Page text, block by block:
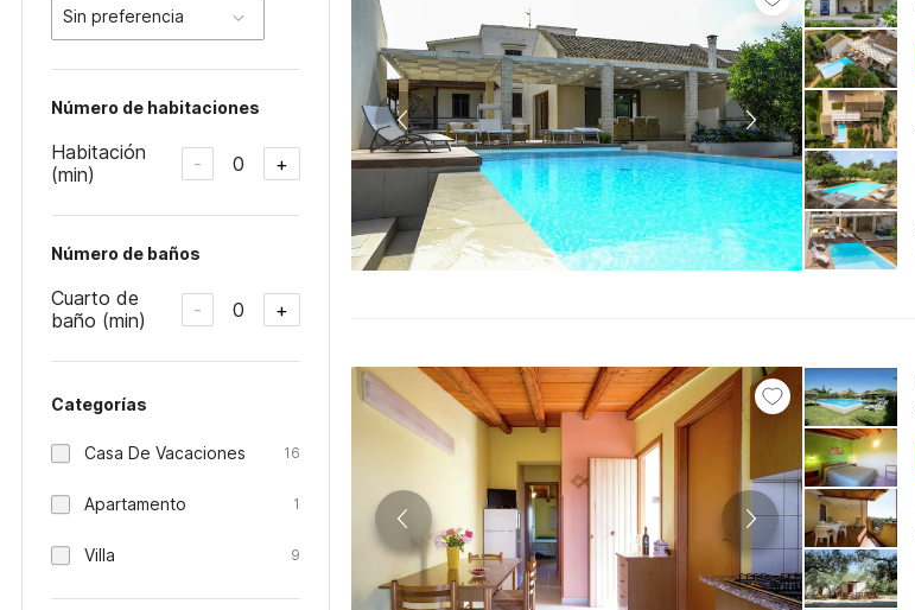
Sin preferencia
Número de habitaciones
Habitación
(min)
- 0 +
Número de baños
Cuarto de
baño (min)
- 0 +
Categorías
Casa De Vacaciones 16
Apartamento 1
Villa 9